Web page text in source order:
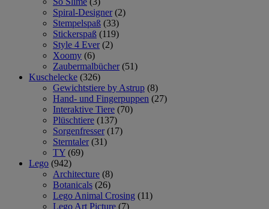
Spiral-Designer (2)
Stempelspaß (33)
Stickerspaß (119)
Style 4 Ever (2)
Xoomy (6)
Zaubermalbücher (51)
Kuschelecke (326)
Gewichtstiere by Astrup (8)
Hand- und Fingerpuppen (27)
Interaktive Tiere (70)
Plüschtiere (137)
Sorgenfresser (17)
Sterntaler (31)
TY (69)
Lego (942)
Architecture (8)
Botanicals (26)
Lego Animal Crosing (11)
Lego Art Picture (7)